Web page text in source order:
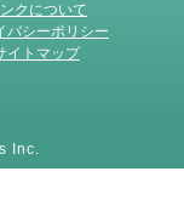
ンクについて
バシーポリシー
イトマップ
Inc.